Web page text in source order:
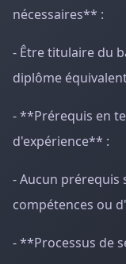
nécessaires** :
- Être titulaire du
diplôme
- **Prérequis en
d'expérience** :
- Aucun prérequis
compétences ou
- **Processus de